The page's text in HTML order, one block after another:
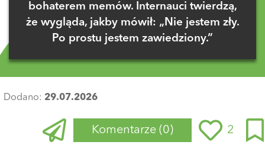
bohaterem memów. Internauci twierdzą,
że wygląda, jakby mówił: „Nie jestem zły.
Po prostu jestem zawiedziony.”
Dodano: 29.07.2026
Komentarze (0) 2